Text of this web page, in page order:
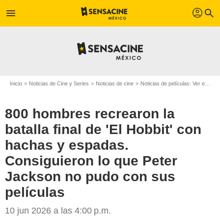
menu profil search
Inicio Noticias de Cine y Series Noticias de cine Noticias de películas: Ver en la web
800 hombres recrearon la
batalla final de 'El Hobbit' con
hachas y espadas.
Consiguieron lo que Peter
Jackson no pudo con sus
películas
10 jun 2026 a las 4:00 p.m.